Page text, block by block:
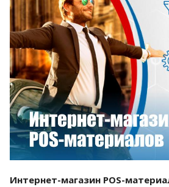
Смотреть проект
Интернет-магазин POS-